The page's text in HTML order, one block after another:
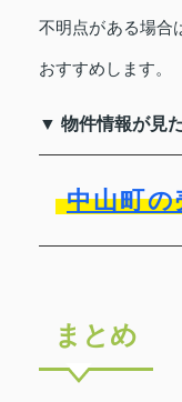
不明点がある場合
おすすめします。
▼ 物件情報が見
中山町
まとめ